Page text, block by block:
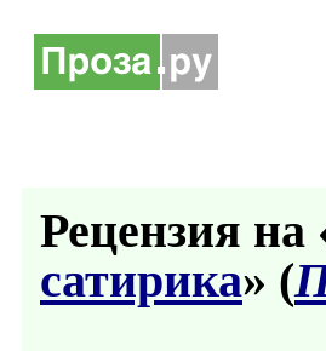
Рецензия на
сатирика» (